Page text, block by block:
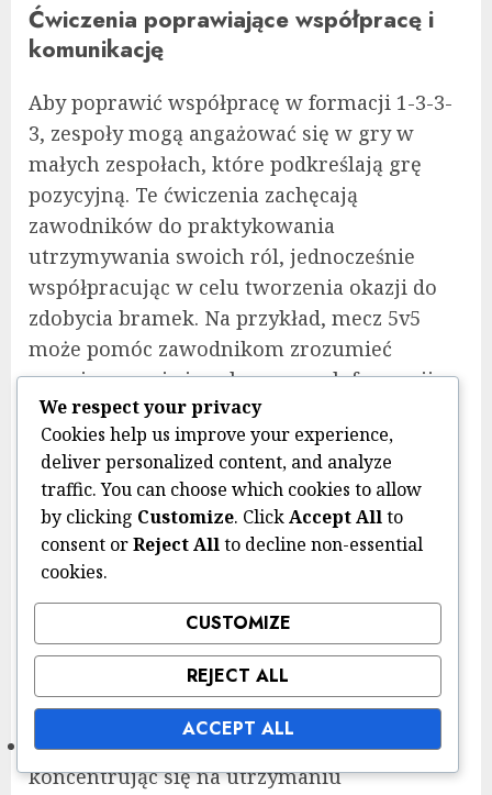
Ćwiczenia poprawiające współpracę i
komunikację
Aby poprawić współpracę w formacji 1-3-3-
3, zespoły mogą angażować się w gry w
małych zespołach, które podkreślają grę
pozycyjną. Te ćwiczenia zachęcają
zawodników do praktykowania
utrzymywania swoich ról, jednocześnie
współpracując w celu tworzenia okazji do
zdobycia bramek. Na przykład, mecz 5v5
może pomóc zawodnikom zrozumieć
rozmieszczenie i ruch w ramach formacji.
Włączenie ćwiczeń komunikacyjnych jest
również istotne. Zespoły mogą ćwiczyć
scenariusze, w których zawodnicy muszą
wołać swoje pozycje i intencje podczas
wykonywania konkretnych akcji. Może to
być realizowane poprzez proste ćwiczenia
podawania, w których zawodnicy muszą
werbalnie komunikować się przed
wykonaniem podania, wzmacniając
znaczenie dialogu na boisku.
Regularnie przeprowadzać sparingi,
koncentrując się na utrzymaniu
We respect your privacy
Cookies help us improve your experience,
deliver personalized content, and analyze
traffic. You can choose which cookies to allow
by clicking Customize. ClickAccept Allto
consent orReject Allto decline non-essential
cookies.
CUSTOMIZE
REJECT ALL
ACCEPT ALL